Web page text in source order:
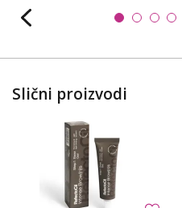
Slični proizvodi